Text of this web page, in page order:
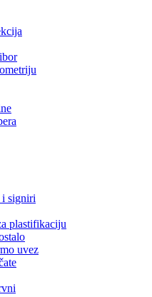
i signiri
plastifikaciju
uvez